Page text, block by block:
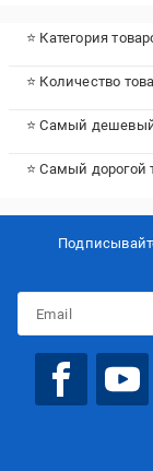
⭐ Категория
⭐ Количество
⭐ Самый
⭐ Самый дорогой